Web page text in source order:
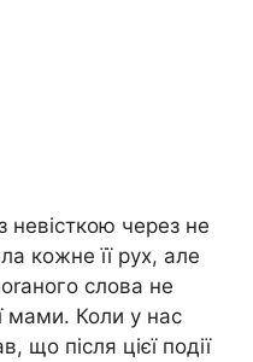
невісткою через не
кожне її рух, але
слова не
мами. Коли у нас
що після цієї події